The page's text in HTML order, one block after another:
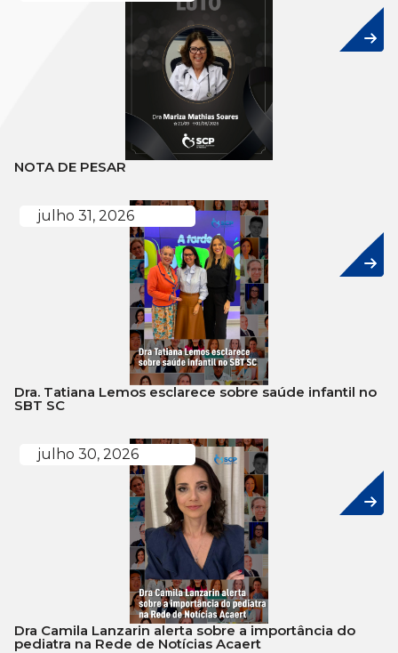
NOTA DE PESAR
julho 31, 2026
Dra. Tatiana Lemos esclarece sobre saúde infantil no
SBT SC
julho 30, 2026
Dra Camila Lanzarin alerta sobre a importância do
pediatra na Rede de Notícias Acaert